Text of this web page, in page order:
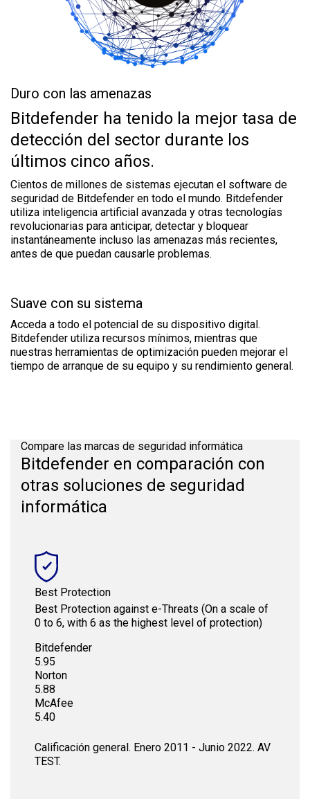
Duro con las amenazas
Bitdefender ha tenido la mejor tasa de
detección del sector durante los
últimos cinco años.
Cientos de millones de sistemas ejecutan el software de
seguridad de Bitdefender en todo el mundo. Bitdefender
utiliza inteligencia artificial avanzada y otras tecnologías
revolucionarias para anticipar, detectar y bloquear
instantáneamente incluso las amenazas más recientes,
antes de que puedan causarle problemas.
Suave con su sistema
Acceda a todo el potencial de su dispositivo digital.
Bitdefender utiliza recursos mínimos, mientras que
nuestras herramientas de optimización pueden mejorar el
tiempo de arranque de su equipo y su rendimiento general.
Compare las marcas de seguridad informática
Bitdefender en comparación con
otras soluciones de seguridad
informática
Best Protection
Best Protection against e-Threats (On a scale of
0 to 6, with 6 as the highest level of protection)
Bitdefender
5.95
Norton
5.88
McAfee
5.40
Calificación general. Enero 2011 - Junio 2022. AV
TEST.